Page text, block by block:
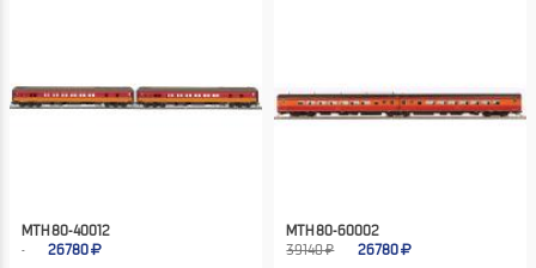
MTH 80-40012
26780
MTH 80-60002
39140 ₽
26780